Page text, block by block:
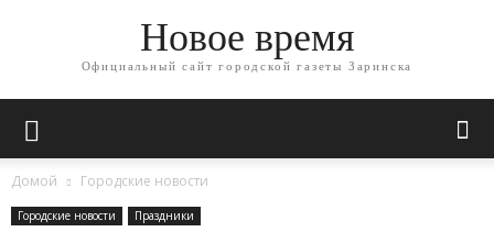
Новое время
Официальный сайт городской газеты Заринска
Домой Городские новости
Городские новости Праздники